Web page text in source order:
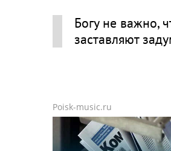
Богу не важно,
заставляют
Poisk-music.ru